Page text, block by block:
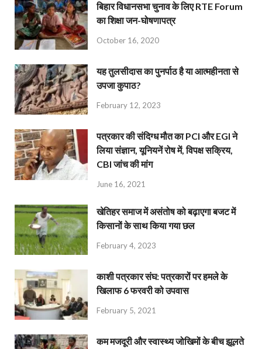
बिहार विधानसभा चुनाव के लिए RTE Forum
का शिक्षा जन-घोषणापत्र
October 16, 2020
यह तुलसीदास का पुनर्पाठ है या आत्महीनता से
उपजा कुपाठ?
February 12, 2023
पत्रकार की संदिग्ध मौत का PCI और EGI ने
लिया संज्ञान, यूनियनें रोष में, विपक्ष सक्रिय,
CBI जांच की मांग
June 16, 2021
खेतिहर समाज में असंतोष को बढ़ाएगा बजट में
किसानों के साथ किया गया छल
February 4, 2023
काशी पत्रकार संघ: पत्रकारों पर हमले के
खिलाफ 6 फरवरी को उपवास
February 5, 2021
कम मजदूरी और स्वास्थ्य जोखिमों के बीच झूलते